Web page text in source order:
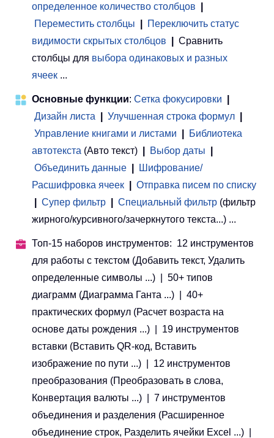
определенное количество столбцов
Переместить столбцы
Переключить статус
видимости скрытых столбцов
Сравнить
столбцы для выбора одинаковых и разных
ячеек ...
Основные функции: Сетка фокусировки
Дизайн листа
Улучшенная строка формул
Управление книгами и листами
Библиотека
автотекста (Авто текст) Выбор даты
Объединить данные
Шифрование/
Расшифровка ячеек
Отправка писем по списку
Супер фильтр Специальный фильтр (фильтр
жирного/курсивного/зачеркнутого текста...) ...
Топ-15 наборов инструментов: 12 инструментов
для работы с текстом (Добавить текст, Удалить
определенные символы ...) | 50+ типов
диаграмм (Диаграмма Ганта ...) | 40+
практических формул (Расчет возраста на
основе даты рождения ...) | 19 инструментов
вставки (Вставить QR-код, Вставить
изображение по пути ...) | 12 инструментов
преобразования (Преобразовать в слова,
Конвертация валюты ...) | 7 инструментов
объединения и разделения (Расширенное
объединение строк, Разделить ячейки Excel ...) |